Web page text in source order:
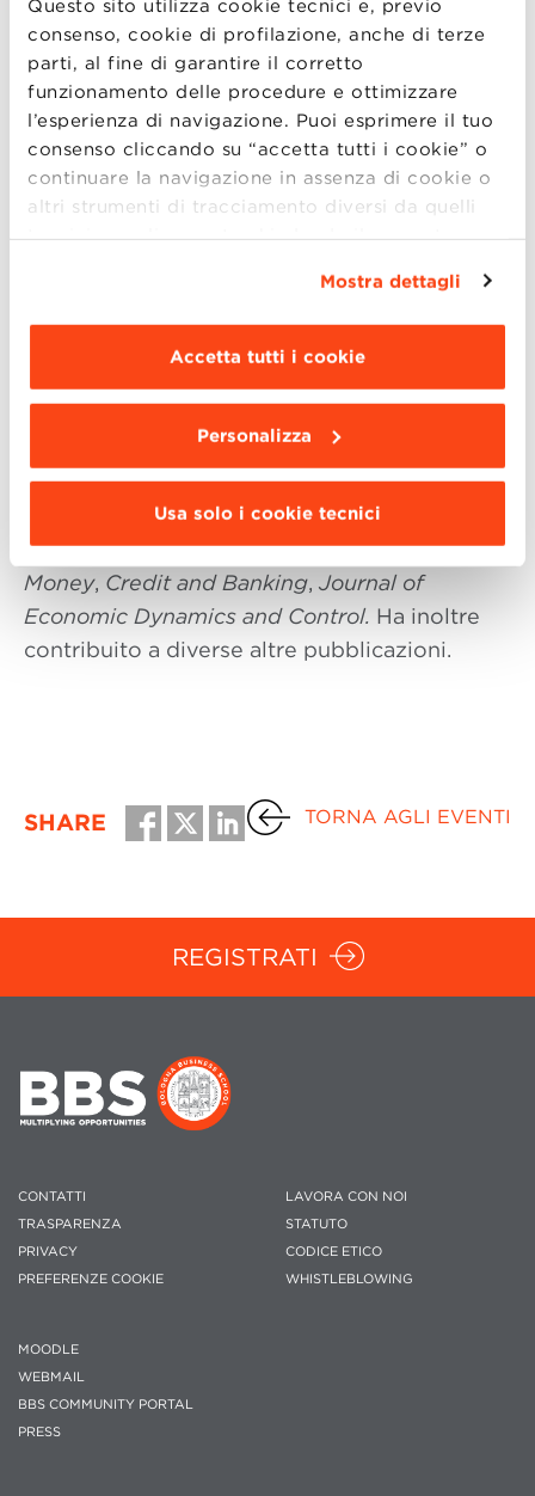
Questo sito utilizza cookie tecnici e, previo
consenso, cookie di profilazione, anche di terze
parti, al fine di garantire il corretto
funzionamento delle procedure e ottimizzare
l’esperienza di navigazione. Puoi esprimere il tuo
consenso cliccando su “accetta tutti i cookie” o
continuare la navigazione in assenza di cookie o
altri strumenti di tracciamento diversi da quelli
tecnici semplicemente chiudendo il presente
Dettagli ”. Per
modificare le impostazioni di navigazione e
scegliere le funzionalità, le terze parti e i cookie
Mostra dettagli
Accetta tutti i cookie
Personalizza
Usa solo i cookie tecnici
Massimo RostagnoèDirettore generale per
la politica monetaria della Banca Centrale
Europea (BCE). Prima di entrare a far parte
della Banca Centrale Europea nel 1998, è
stato economista ricercatore presso la Banca
d’Italia e successivamente Desk Economist
fiscale, sulla riforma della previdenza sociale,
sulla storia e la teoria degli standard
equilibrio generale stocastico e sull’economia
monetaria in generale. I suoi articoli sono stati
pubblicati su:American Economic Review
Quarterly Journal of Economics,Journal of
Money, Credit and Banking, Journal of
Economic Dynamics and Control. Ha inoltre
contribuito a diverse altre pubblicazioni.
SHARE TORNA AGLI EVENTI
REGISTRATI
CONTATTI
TRASPARENZA
PRIVACY
PREFERENZE COOKIE
LAVORA CON NOI
STATUTO
CODICE ETICO
WHISTLEBLOWING
MOODLE
WEBMAIL
BBS COMMUNITY PORTAL
PRESS